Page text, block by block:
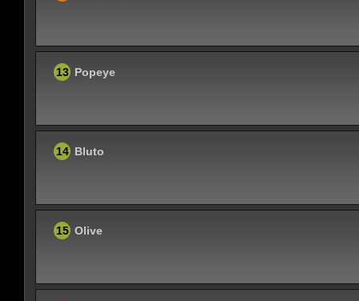
13 Popeye
14 Bluto
15 Olive